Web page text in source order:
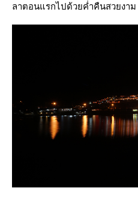
ลาตอนแรกไปด้วยค่ำคืนสวยงาม